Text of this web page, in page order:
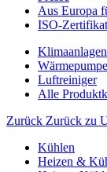
Aus Europa
ISO-
Klimaanlagen
Luftreiniger
Alle
Zurück Zurück zu
Kühlen
Heizen &